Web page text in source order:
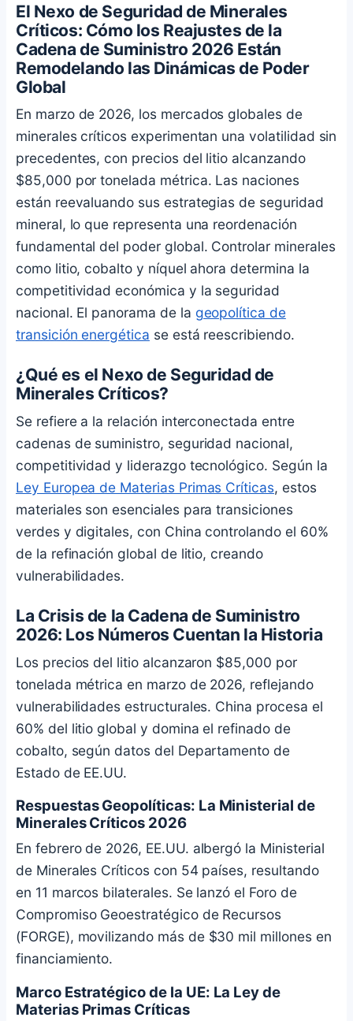
El Nexo de Seguridad de Minerales
Críticos: Cómo los Reajustes de la
Cadena de Suministro 2026 Están
Remodelando las Dinámicas de Poder
Global
En marzo de 2026, los mercados globales de
minerales críticos experimentan una volatilidad sin
precedentes, con precios del litio alcanzando
$85,000 por tonelada métrica. Las naciones
están reevaluando sus estrategias de seguridad
mineral, lo que representa una reordenación
fundamental del poder global. Controlar minerales
como litio, cobalto y níquel ahora determina la
competitividad económica y la seguridad
nacional. El panorama de la geopolítica de
transición energética se está reescribiendo.
¿Qué es el Nexo de Seguridad de
Minerales Críticos?
Se refiere a la relación interconectada entre
cadenas de suministro, seguridad nacional,
competitividad y liderazgo tecnológico. Según la
Ley Europea de Materias Primas Críticas, estos
materiales son esenciales para transiciones
verdes y digitales, con China controlando el 60%
de la refinación global de litio, creando
vulnerabilidades.
La Crisis de la Cadena de Suministro
2026: Los Números Cuentan la Historia
Los precios del litio alcanzaron $85,000 por
tonelada métrica en marzo de 2026, reflejando
vulnerabilidades estructurales. China procesa el
60% del litio global y domina el refinado de
cobalto, según datos del Departamento de
Estado de EE.UU.
Respuestas Geopolíticas: La Ministerial de
Minerales Críticos 2026
En febrero de 2026, EE.UU. albergó la Ministerial
de Minerales Críticos con 54 países, resultando
en 11 marcos bilaterales. Se lanzó el Foro de
Compromiso Geoestratégico de Recursos
(FORGE), movilizando más de $30 mil millones en
financiamiento.
Marco Estratégico de la UE: La Ley de
Materias Primas Críticas